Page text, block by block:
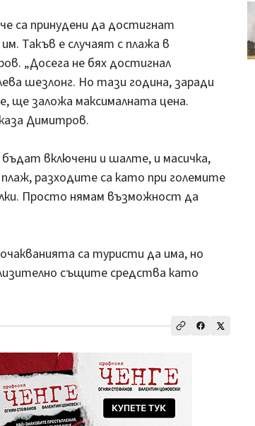
са принудени да достигнат
Такъв е случаят с плажа в
„Досега не бях достигнал
шезлонг. Но тази година, заради
ще заложа максималната цена.
Димитров.
включени и шалте, и масичка,
разходите са като при големите
Просто нямам възможност да
са туристи да има, но
същите средства като